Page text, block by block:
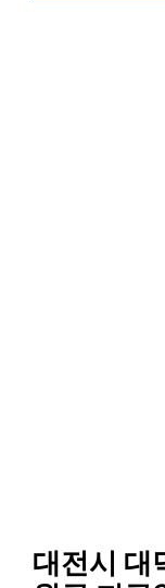
대전시 대